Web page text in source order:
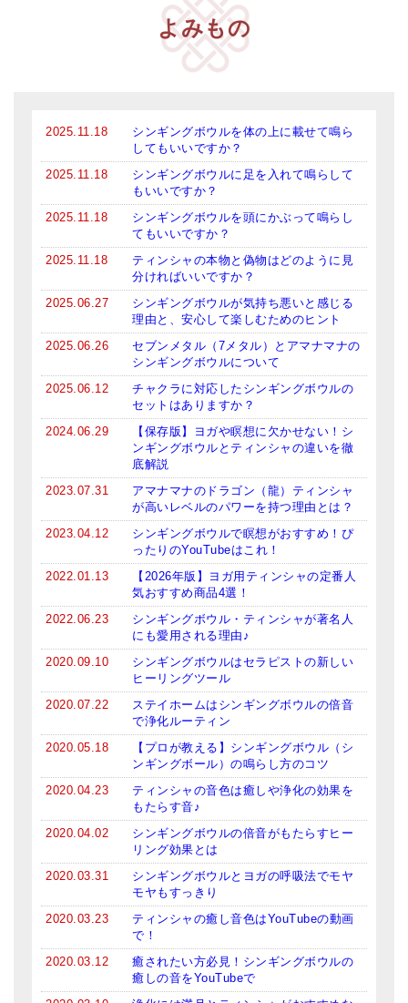
よみもの
2025.11.18
シンギングボウルを体の上に載せて鳴ら
してもいいですか？
2025.11.18
シンギングボウルに足を入れて鳴らして
もいいですか？
2025.11.18
シンギングボウルを頭にかぶって鳴らし
てもいいですか？
2025.11.18
ティンシャの本物と偽物はどのように見
分ければいいですか？
2025.06.27
シンギングボウルが気持ち悪いと感じる
理由と、安心して楽しむためのヒント
2025.06.26
セブンメタル（7メタル）とアマナマナの
シンギングボウルについて
2025.06.12
チャクラに対応したシンギングボウルの
セットはありますか？
2024.06.29
【保存版】ヨガや瞑想に欠かせない！シ
ンギングボウルとティンシャの違いを徹
底解説
2023.07.31
アマナマナのドラゴン（龍）ティンシャ
が高いレベルのパワーを持つ理由とは？
2023.04.12
シンギングボウルで瞑想がおすすめ！ぴ
ったりのYouTubeはこれ！
2022.01.13
【2026年版】ヨガ用ティンシャの定番人
気おすすめ商品4選！
2022.06.23
シンギングボウル・ティンシャが著名人
にも愛用される理由♪
2020.09.10
シンギングボウルはセラピストの新しい
ヒーリングツール
2020.07.22
ステイホームはシンギングボウルの倍音
で浄化ルーティン
2020.05.18
【プロが教える】シンギングボウル（シ
ンギングボール）の鳴らし方のコツ
2020.04.23
ティンシャの音色は癒しや浄化の効果を
もたらす音♪
2020.04.02
シンギングボウルの倍音がもたらすヒー
リング効果とは
2020.03.31
シンギングボウルとヨガの呼吸法でモヤ
モヤもすっきり
2020.03.23
ティンシャの癒し音色はYouTubeの動画
で！
2020.03.12
癒されたい方必見！シンギングボウルの
癒しの音をYouTubeで